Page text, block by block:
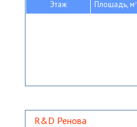
Этаж Площадь, м2
R&D Ренова